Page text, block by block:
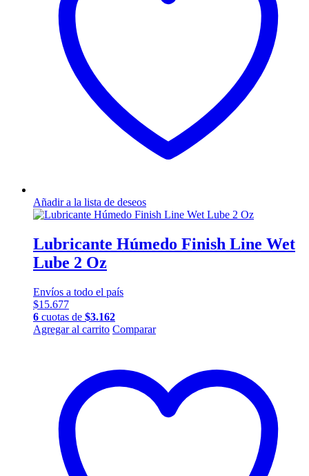
Añadir a la lista de deseos
Lubricante Húmedo Finish Line Wet
Lube 2 Oz
Envíos a todo el país
$15.677
6 cuotas de $3.162
Agregar al carrito Comparar